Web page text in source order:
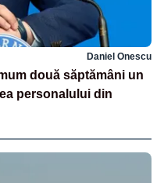
Daniel Onescu
două săptămâni un
personalului din